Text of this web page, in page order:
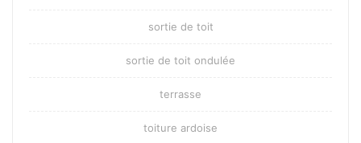
sortie de toit
sortie de toit ondulée
terrasse
toiture ardoise